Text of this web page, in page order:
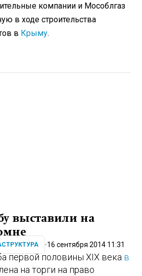
компании и Мособлгаз
в ходе строительства
в Крыму.
выставили на
16 сентября 2014 11:31
первой половины XIX века в
на торги на право